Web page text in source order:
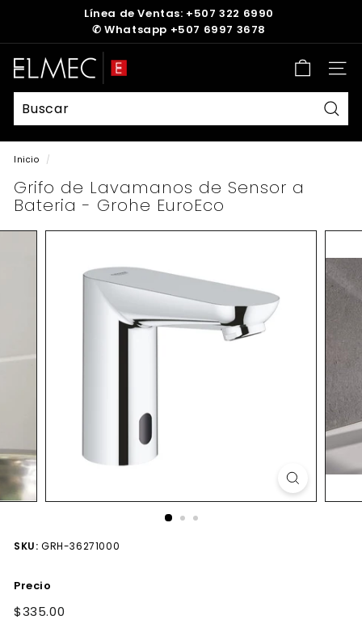
diapositivas
pausa
Línea de Ventas: +507 322 6990
✆ Whatsapp +507 6997 3678
E
L
M
E
C
Inicio /
Grifo de Lavamanos de Sensor a
Bateria - Grohe EuroEco
SKU: GRH-36271000
Precio
Precio
$335.00